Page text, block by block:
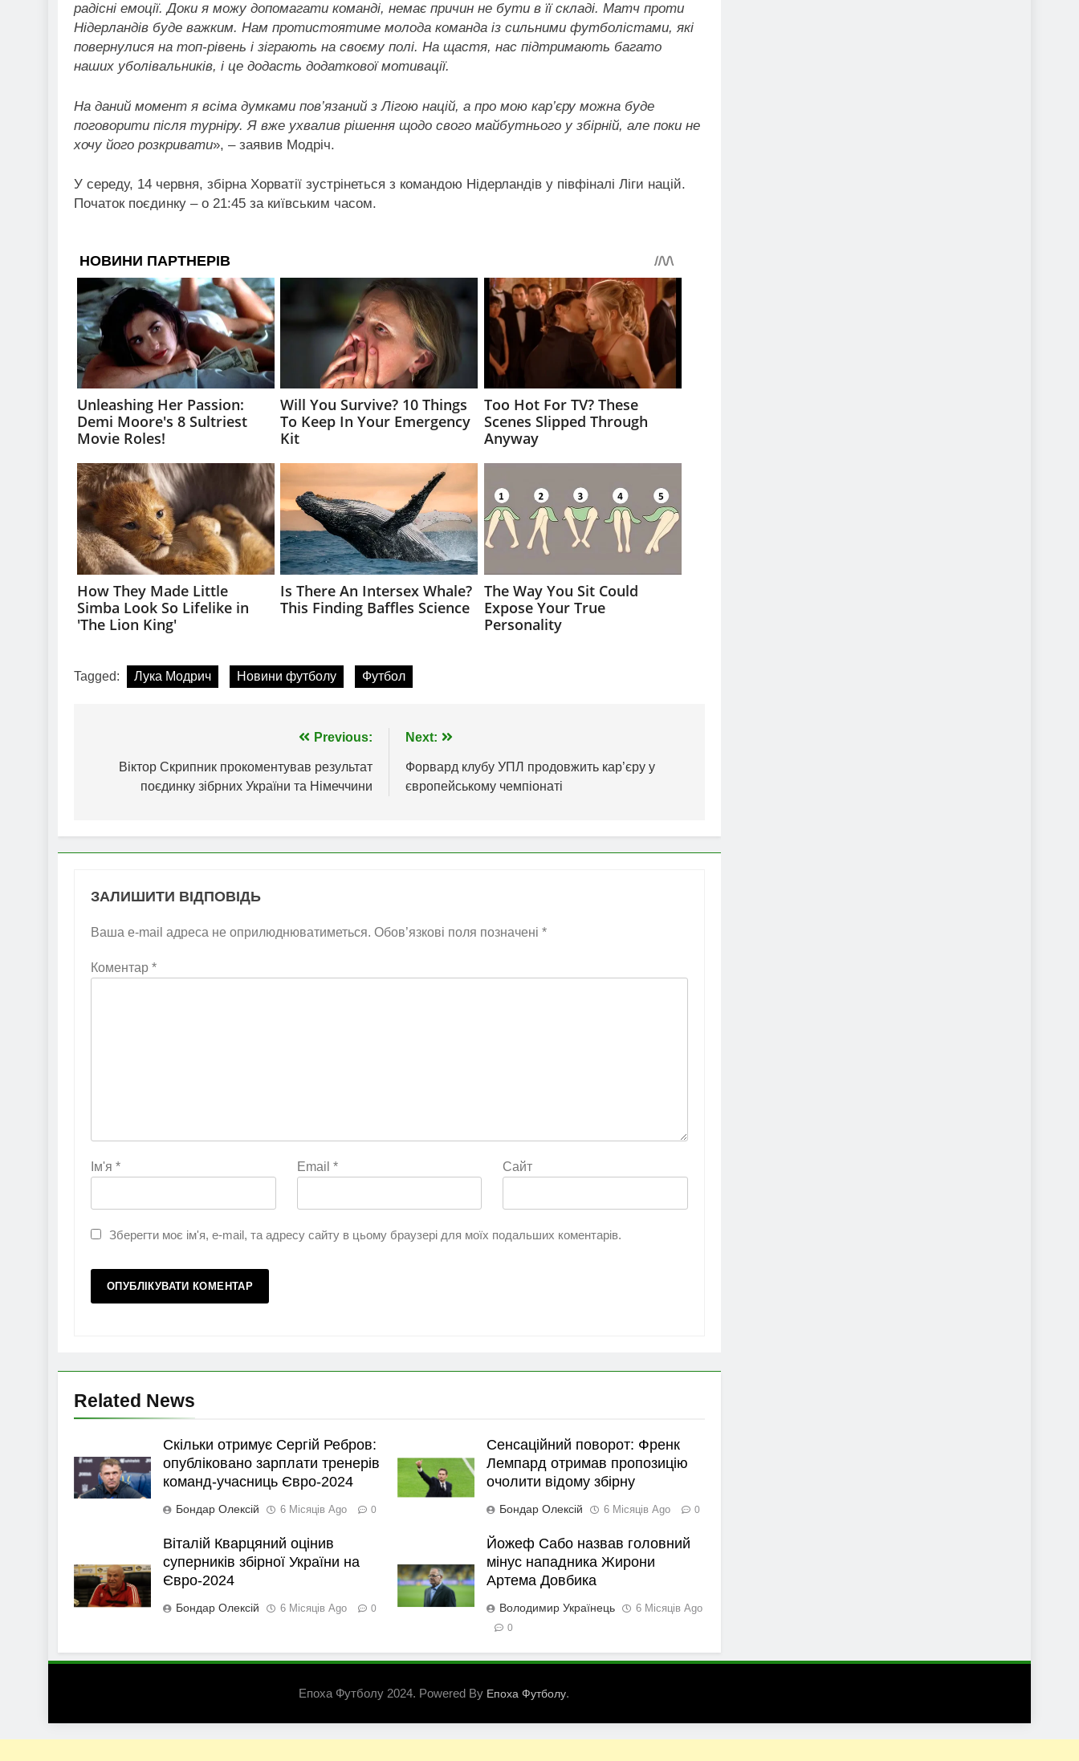
радісні емоції. Доки я можу допомагати команді, немає причин не бути в її складі. Матч проти
Нідерландів буде важким. Нам протистоятиме молода команда із сильними футболістами, які
повернулися на топ-рівень і зіграють на своєму полі. На щастя, нас підтримають багато
наших уболівальників, і це додасть додаткової мотивації.
На даний момент я всіма думками пов’язаний з Лігою націй, а про мою кар’єру можна буде
поговорити після турніру. Я вже ухвалив рішення щодо свого майбутнього у збірній, але поки не
хочу його розкривати», – заявив Модріч.
У середу, 14 червня, збірна Хорватії зустрінеться з командою Нідерландів у півфіналі Ліги націй.
Початок поєдинку – о 21:45 за київським часом.
Tagged: Лука Модрич Новини футболу Футбол
записів
Previous:
Віктор Скрипник прокоментував результат
поєдинку зібрних України та Німеччини
Next:
Форвард клубу УПЛ продовжить кар’єру у
європейському чемпіонаті
ЗАЛИШИТИ ВІДПОВІДЬ
Ваша e-mail адреса не оприлюднюватиметься. Обов’язкові поля позначені *
Коментар *
Ім'я * Email * Сайт
Зберегти моє ім'я, e-mail, та адресу сайту в цьому браузері для моїх подальших коментарів.
Related News
Скільки отримує Сергій Ребров:
опубліковано зарплати тренерів
команд-учасниць Євро-2024
Бондар Олексій 6 Місяців Ago 0
Сенсаційний поворот: Френк
Лемпард отримав пропозицію
очолити відому збірну
Бондар Олексій 6 Місяців Ago 0
Віталій Кварцяний оцінив
суперників збірної України на
Євро-2024
Бондар Олексій 6 Місяців Ago 0
Йожеф Сабо назвав головний
мінус нападника Жирони
Артема Довбика
Володимир Українець 6 Місяців Ago
0
Епоха Футболу 2024. Powered By Епоха Футболу.